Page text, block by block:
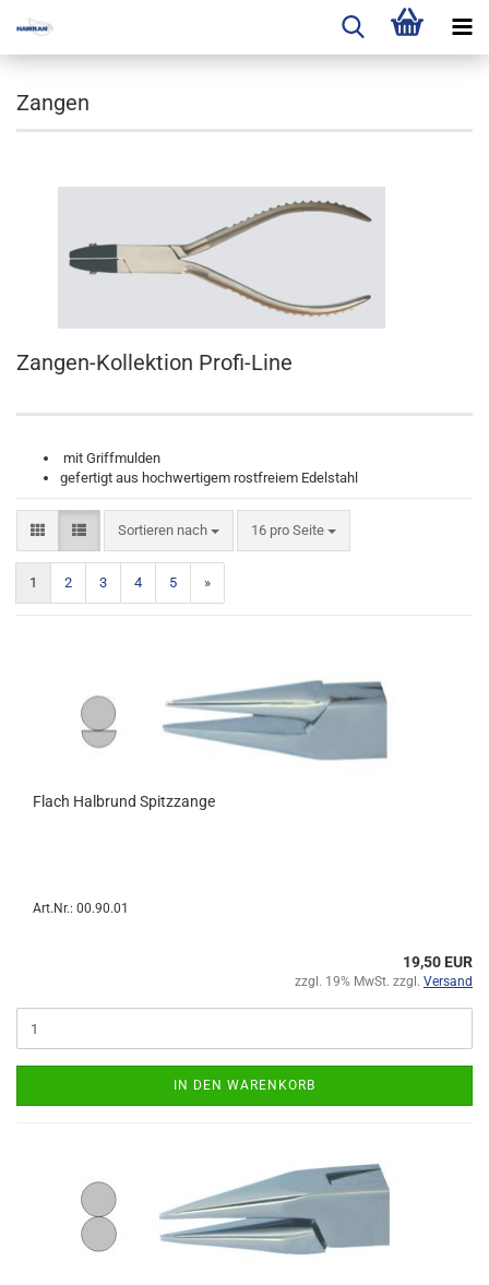
Zangen
Zangen-Kollektion Profi-Line
mit Griffmulden
gefertigt aus hochwertigem rostfreiem Edelstahl
Sortieren nach
Sortieren nach 16 pro Seite
pro Seite
1 2 3 4 5 »
Flach Halbrund Spitzzange
Art.Nr.: 00.90.01
19,50 EUR
zzgl. 19% MwSt. zzgl. Versand
IN DEN WARENKORB